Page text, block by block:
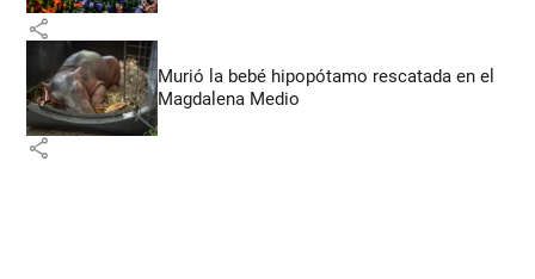
share
Murió la bebé hipopótamo rescatada en el
Magdalena Medio
share